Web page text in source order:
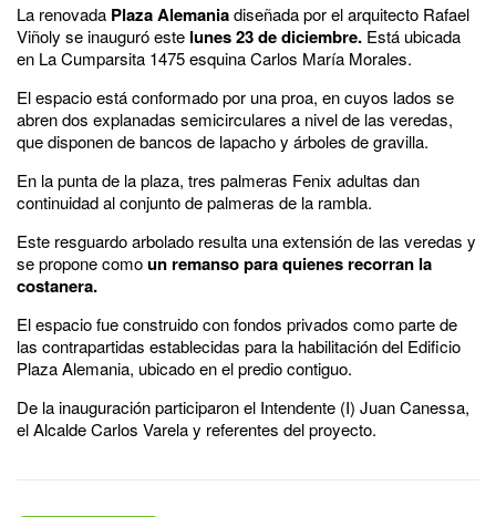
La renovada Plaza Alemaniadiseñada por el arquitecto Rafael
Viñoly se inauguró este lunes 23 de diciembre. Está ubicada
en La Cumparsita 1475 esquina Carlos María Morales.
El espacio está conformado por una proa, en cuyos lados se
abren dos explanadas semicirculares a nivel de las veredas,
que disponen de bancos de lapacho y árboles de gravilla.
En la punta de la plaza, tres palmeras Fenix adultas dan
continuidad al conjunto de palmeras de la rambla.
Este resguardo arbolado resulta una extensión de las veredas y
se propone comoun remanso para quienes recorran la
costanera.
El espacio fue construido con fondos privados como parte de
las contrapartidas establecidas para la habilitación del Edificio
Plaza Alemania, ubicado en el predio contiguo.
De la inauguración participaron el Intendente (I) Juan Canessa,
el Alcalde Carlos Varela y referentes del proyecto.